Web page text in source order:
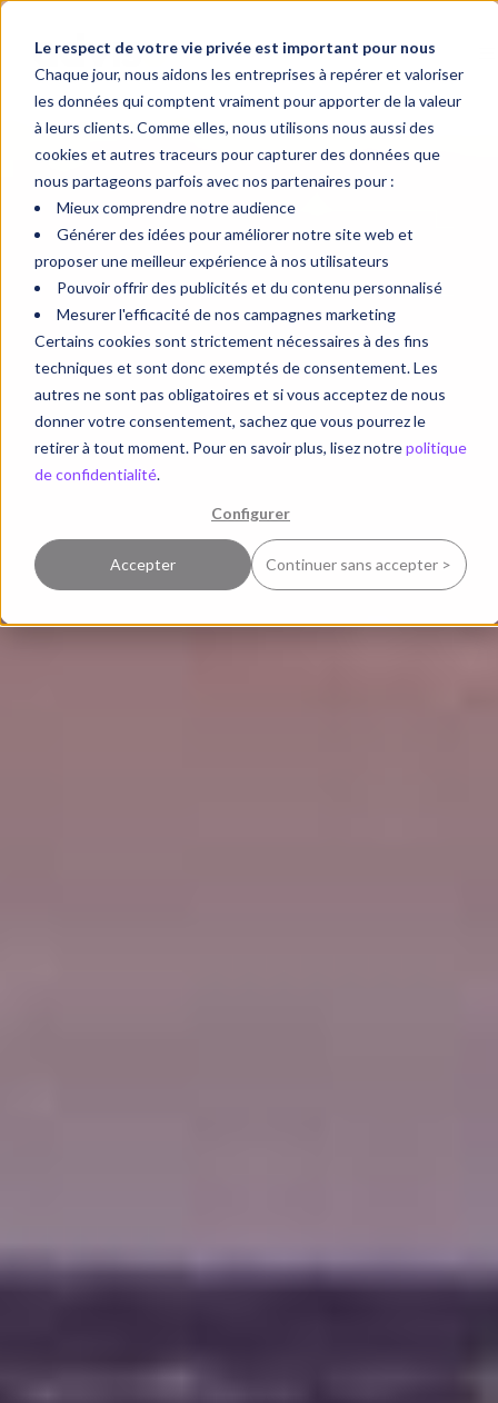
Le respect de votre vie privée est important pour nous
Chaque jour, nous aidons les entreprises à repérer et valoriser
les données qui comptent vraiment pour apporter de la valeur
à leurs clients. Comme elles, nous utilisons nous aussi des
cookies et autres traceurs pour capturer des données que
nous partageons parfois avec nos partenaires pour :
Mieux comprendre notre audience
Générer des idées pour améliorer notre site web et
proposer une meilleur expérience à nos utilisateurs
Pouvoir offrir des publicités et du contenu personnalisé
Mesurer l'efficacité de nos campagnes marketing
Certains cookies sont strictement nécessaires à des fins
techniques et sont donc exemptés de consentement. Les
autres ne sont pas obligatoires et si vous acceptez de nous
donner votre consentement, sachez que vous pourrez le
retirer à tout moment. Pour en savoir plus, lisez notrepolitique
de confidentialité.
Configurer
Accepter Continuer sans accepter >